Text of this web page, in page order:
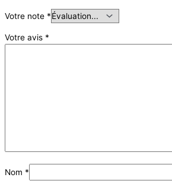
Votre note *
Votre avis *
Nom *